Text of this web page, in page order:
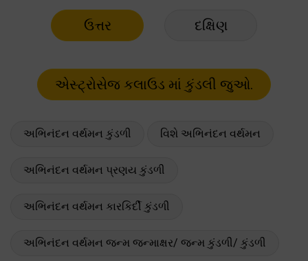
ઉત્તર દક્ષિણ
અભિનંદન વર્થમન કુંડળી વિશે અભિનંદન વર્થમન
અભિનંદન વર્થમન પ્રણય કુંડળી
અભિનંદન વર્થમન કારકિર્દી કુંડળી
અભિનંદન વર્થમન જન્મ જન્માક્ષર/ જન્મ કુંડળી/ કુંડળી